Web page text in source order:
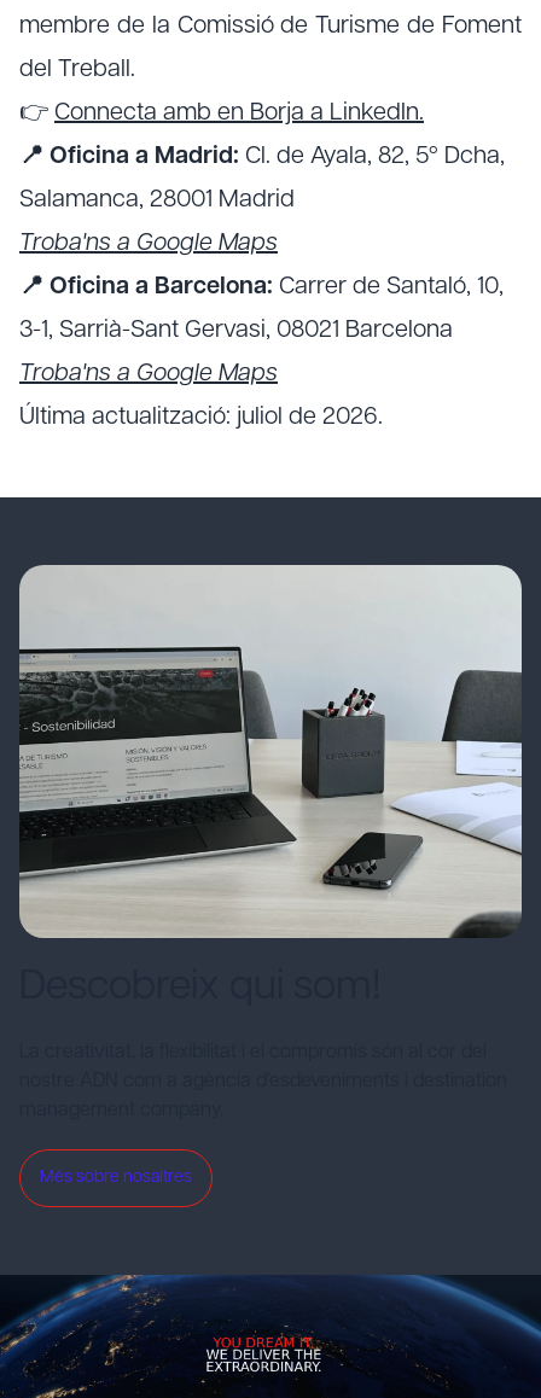
membre de la Comissió de Turisme de Foment
del Treball.
👉 Connecta amb en Borja a LinkedIn.
📍 Oficina a Madrid: Cl. de Ayala, 82, 5º Dcha,
Salamanca, 28001 Madrid
Troba'ns a Google Maps
📍 Oficina a Barcelona: Carrer de Santaló, 10,
3-1, Sarrià-Sant Gervasi, 08021 Barcelona
Troba'ns a Google Maps
Última actualització: juliol de 2026.
Més sobre nosaltres